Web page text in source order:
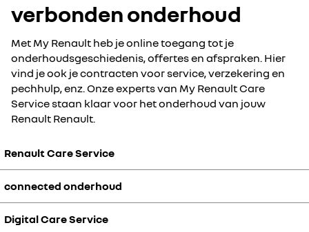
verbonden onderhoud
Met My Renault heb je online toegang tot je
onderhoudsgeschiedenis, offertes en afspraken. Hier
vind je ook je contracten voor service, verzekering en
pechhulp, enz. Onze experts van My Renault Care
Service staan klaar voor het onderhoud van jouw
Renault Renault.
Renault Care Service
Onze experts van Renault Care Service staan klaar voor het
onderhoud van jouw Renault:
digitale oplossingen om jouw dagelijks leven gemakkelijker te
maken
connected onderhoud
Dankzij connected onderhoud ontvang je in real time
Digital Care Service